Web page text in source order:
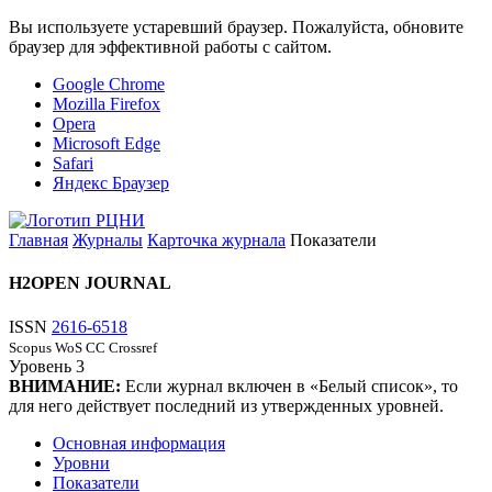
Вы используете устаревший браузер. Пожалуйста, обновите
браузер для эффективной работы с сайтом.
Google Chrome
Mozilla Firefox
Opera
Microsoft Edge
Safari
Яндекс Браузер
Главная Журналы Карточка журнала Показатели
H2OPEN JOURNAL
ISSN 2616-6518
Scopus WoS CC Crossref
Уровень 3
ВНИМАНИЕ: Если журнал включен в «Белый список», то
для него действует последний из утвержденных уровней.
Основная информация
Уровни
Показатели